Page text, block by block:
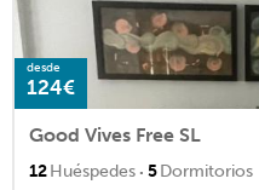
desde
124€
Good Vives Free SL
12Huéspedes · 5Dormitorios